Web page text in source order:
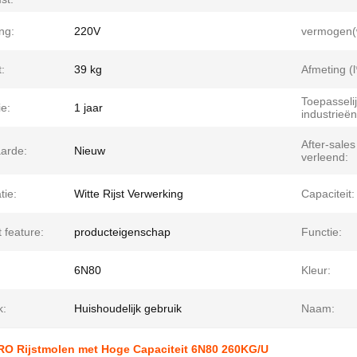
220V
39 kg Afmeting
1 jaar
Nieuw
After-
verleend:
Witte Rijst Verwerking Capaciteit:
feature: producteigenschap Functie:
6N80 Kleur:
Huishoudelijk gebruik Naam:
Rijstmolen met Hoge Capaciteit 6N80 260KG/U